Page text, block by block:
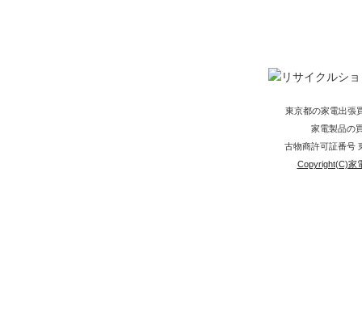
東京都の家電出張
家電製品の
古物商許可証番号
Copyright(C)家